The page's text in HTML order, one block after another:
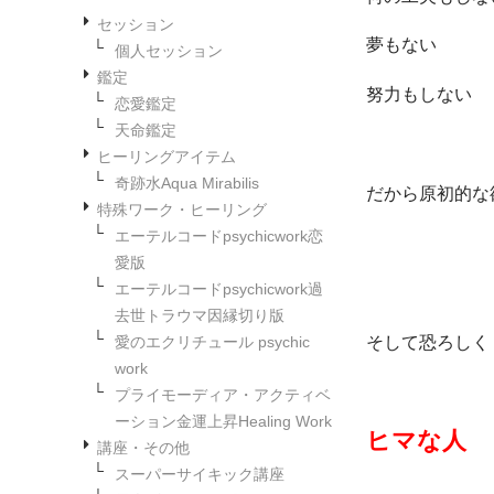
夢もない
努力もしない
だから原初的な
そして恐ろしく
ヒマな人
セッション
個人セッション
鑑定
恋愛鑑定
天命鑑定
ヒーリングアイテム
奇跡水Aqua Mirabilis
特殊ワーク・ヒーリング
エーテルコードpsychicwork恋
愛版
エーテルコードpsychicwork過
去世トラウマ因縁切り版
愛のエクリチュール psychic
work
プライモーディア・アクティベ
ーション金運上昇Healing Work
講座・その他
スーパーサイキック講座